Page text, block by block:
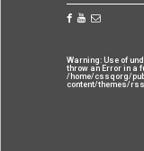
Warning: Use of
throw an Error in a
/home/cssqorg/
content/themes/